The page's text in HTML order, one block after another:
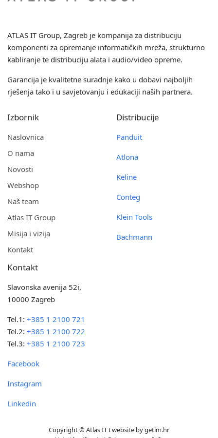
ATLAS IT Group, Zagreb je kompanija za distribuciju
komponenti za opremanje informatičkih mreža, strukturno
kabliranje te distribuciju alata i audio/video opreme.
Garancija je kvalitetne suradnje kako u dobavi najboljih
rješenja tako i u savjetovanju i edukaciji naših partnera.
Izbornik
Naslovnica
O nama
Novosti
Webshop
Naš team
Atlas IT Group
Misija i vizija
Kontakt
Distribucije
Panduit
Atlona
Keline
Conteg
Klein Tools
Bachmann
Kontakt
Slavonska avenija 52i,
10000 Zagreb
Tel.1:+385 1 2100 721
Tel.2:+385 1 2100 722
Tel.3:+385 1 2100 723
Facebook
Instagram
Linkedin
Copyright © Atlas IT I website bygetim.hr